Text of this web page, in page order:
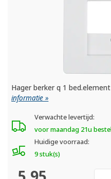
Hager berker q 1
informatie »
Verwachte levertijd:
voor maandag 21u
Huidige voorraad:
9 stuk(s)